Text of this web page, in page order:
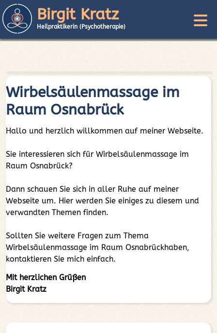
Birgit Kratz
Heilpraktikerin (Psychotherapie)
Wirbelsäulenmassage im
Raum Osnabrück
Hallo und herzlich willkommen auf meiner Webseite.
Sie interessieren sich für Wirbelsäulenmassage im
Raum Osnabrück?
Dann schauen Sie sich in aller Ruhe auf meiner
Webseite um. Hier werden Sie einiges zu diesem und
verwandten Themen finden.
Sollten Sie weitere Fragen zum Thema
Wirbelsäulenmassage im Raum Osnabrückhaben,
kontaktieren Sie mich einfach.
Mit herzlichen Grüßen
Birgit Kratz